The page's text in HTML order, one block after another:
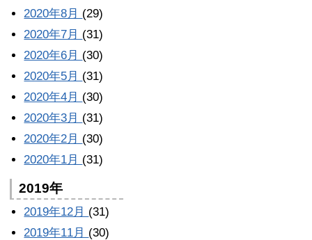
2020年8月 (29)
2020年7月 (31)
2020年6月 (30)
2020年5月 (31)
2020年4月 (30)
2020年3月 (31)
2020年2月 (30)
2020年1月 (31)
2019年
2019年12月 (31)
2019年11月 (30)